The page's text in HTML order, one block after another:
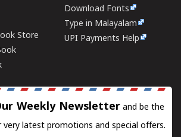
Store
Download Fonts
Type in Malayalam
UPI Payments Help
Weekly Newsletter and be the
latest promotions and special offers.